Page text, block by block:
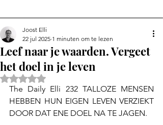
Leef naar je waarden. Vergeet
het doel in je leven
Joost Elli
22 jul 2025 1 minuten om te lezen
Beoordeeld met NaN uit 5 sterren.
The Daily Elli 232 TALLOZE MENSEN
HEBBEN HUN EIGEN LEVEN VERZIEKT
DOOR DAT ENE DOEL NA TE JAGEN.